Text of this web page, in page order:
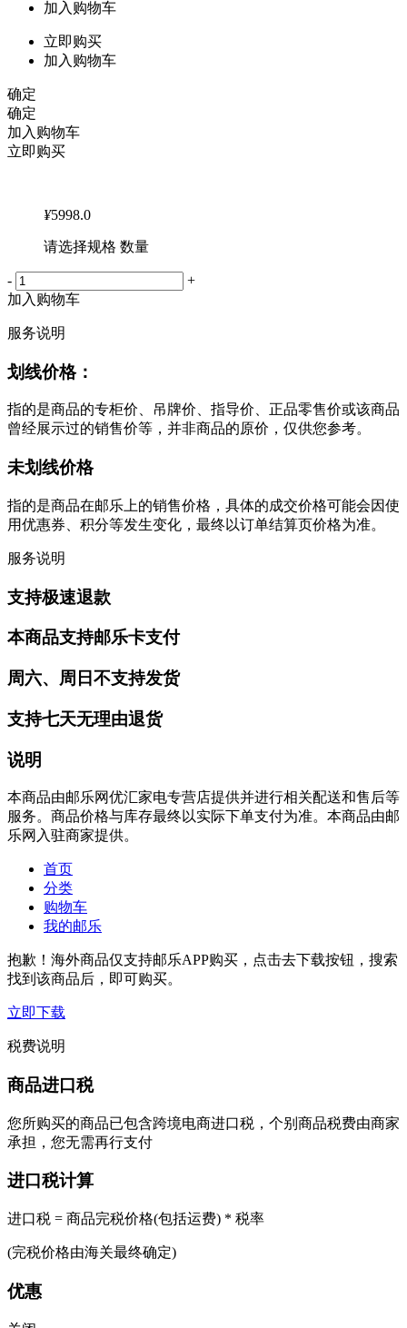
加入购物车
立即购买
加入购物车
确定
确定
加入购物车
立即购买
¥5998.0
请选择规格 数量
-
+
加入购物车
服务说明
划线价格：
指的是商品的专柜价、吊牌价、指导价、正品零售价或该商品
曾经展示过的销售价等，并非商品的原价，仅供您参考。
未划线价格
指的是商品在邮乐上的销售价格，具体的成交价格可能会因使
用优惠券、积分等发生变化，最终以订单结算页价格为准。
服务说明
支持极速退款
本商品支持邮乐卡支付
周六、周日不支持发货
支持七天无理由退货
说明
本商品由邮乐网优汇家电专营店提供并进行相关配送和售后等
服务。商品价格与库存最终以实际下单支付为准。本商品由邮
乐网入驻商家提供。
首页
分类
购物车
我的邮乐
抱歉！海外商品仅支持邮乐APP购买，点击去下载按钮，搜索
找到该商品后，即可购买。
立即下载
税费说明
商品进口税
您所购买的商品已包含跨境电商进口税，个别商品税费由商家
承担，您无需再行支付
进口税计算
进口税 = 商品完税价格(包括运费) * 税率
(完税价格由海关最终确定)
优惠